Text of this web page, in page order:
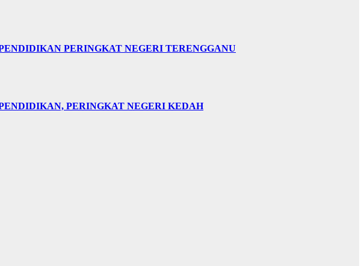
PERINGKAT NEGERI TERENGGANU
PERINGKAT NEGERI KEDAH